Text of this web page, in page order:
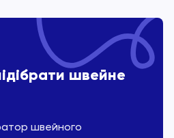
швейне
швейного